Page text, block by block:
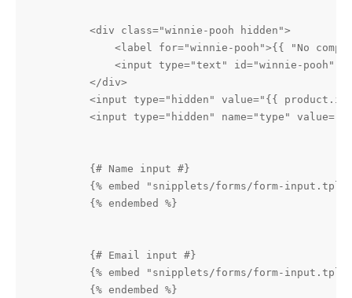
        <div class="winnie-pooh hidden">
<label for="winnie-pooh">{{ "No
<input type="text" id="winnie-pooh"
        </div>
<input type="hidden" value="{{
<input type="hidden" name="type"
        {# Name input #}
{% embed "snipplets/forms/form-
        {% endembed %}
        {# Email input #}
{% embed "snipplets/forms/form-
        {% endembed %}